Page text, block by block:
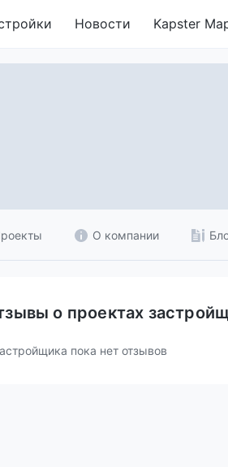
Новости Kapster
О компании
о проектах
пока нет отзывов